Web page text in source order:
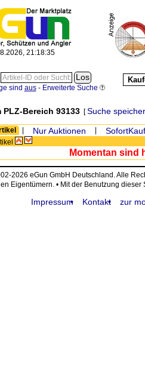
21:18:35
sind aus- Erweiterte Suche
Bereich 93133[Suche
Nur Auktionen
Momentan sind
2026 eGun GmbH Deutschland. Alle
Eigentümern. • Mit der Benutzung
Impressum Kontakt zur